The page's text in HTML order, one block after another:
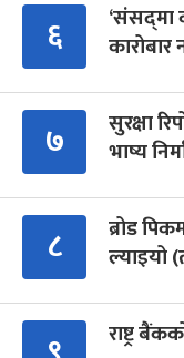
६
‘संसद्‍मा
कारोबार
७
सुरक्षा
भाष्य
८
ब्रोड
ल्याइयो
राष्ट्र